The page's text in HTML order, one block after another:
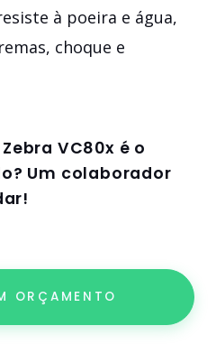
à poeira e água,
choque e
Zebra VC80x é o
Um colaborador
ORÇAMENTO